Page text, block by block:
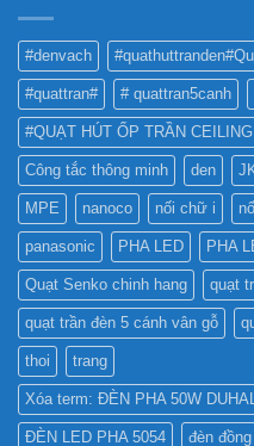
?
#denvach
#quattran# # quattran5canh
#QUẠT HÚT ỐP TRẦN
Công tắc thông minh den
MPE nanoco nối chữ i
panasonic PHA LED PHA
Quạt Senko chinh hang quạt
quạt trần đèn 5 cánh vân gỗ
thoi trang
Xóa term: ĐÈN PHA 50W
ĐÈN LED PHA 5054 đèn